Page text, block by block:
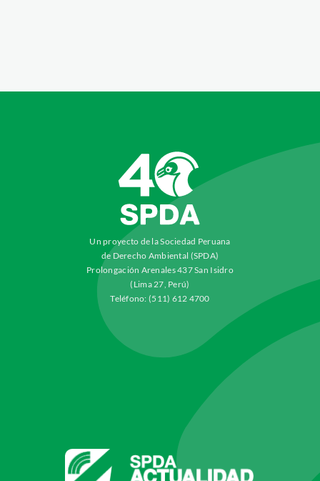
Un proyecto de la Sociedad Peruana
de Derecho Ambiental (SPDA)
Prolongación Arenales 437 San Isidro
(Lima 27, Perú)
Teléfono: (511) 612 4700